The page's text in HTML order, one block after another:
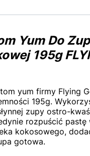
Yum Do
195g
yum firmy Flying
195g.
zupy ostro-
rozpuścić pastę
kokosowego,
gotowa.